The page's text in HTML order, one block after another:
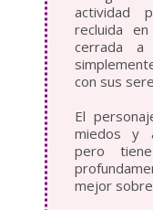
actividad
recluida
cerrada a
con sus
El
miedos y
pero
mejor